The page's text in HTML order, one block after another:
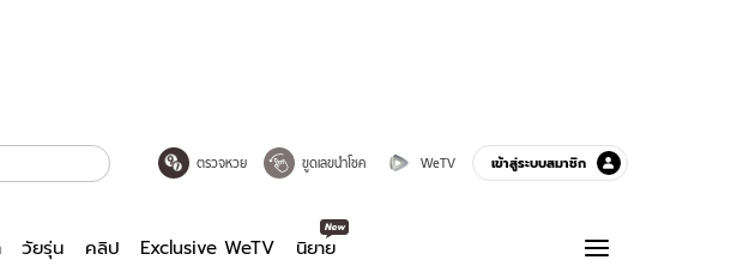
ตรวจหวย ขูดเลขนำโชค WeTV เข้าสู่ระบบสมาชิก
วัยรุ่น คลิป Exclusive WeTV นิยาย